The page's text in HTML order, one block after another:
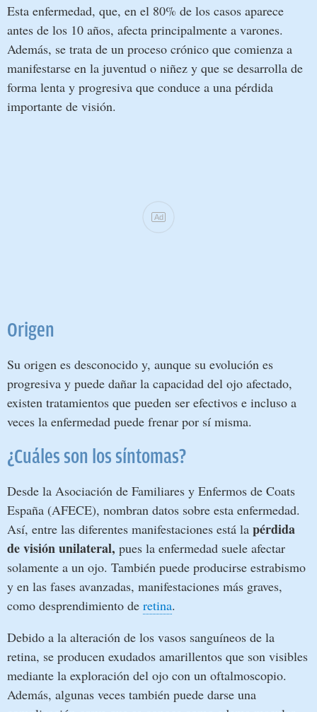
Esta enfermedad, que, en el 80% de los casos aparece
antes de los 10 años, afecta principalmente a varones.
Además, se trata de un proceso crónico que comienza a
manifestarse en la juventud o niñez y que se desarrolla de
forma lenta y progresiva que conduce a una pérdida
importante de visión.
Ad
Origen
Su origen es desconocido y, aunque su evolución es
progresiva y puede dañar la capacidad del ojo afectado,
existen tratamientos que pueden ser efectivos e incluso a
veces la enfermedad puede frenar por sí misma.
¿Cuáles son los síntomas?
Desde la Asociación de Familiares y Enfermos de Coats
España (AFECE), nombran datos sobre esta enfermedad.
Así, entre las diferentes manifestaciones está la pérdida
de visión unilateral, pues la enfermedad suele afectar
solamente a un ojo. También puede producirse estrabismo
y en las fases avanzadas, manifestaciones más graves,
como desprendimiento de retina.
Debido a la alteración de los vasos sanguíneos de la
retina, se producen exudados amarillentos que son visibles
mediante la exploración del ojo con un oftalmoscopio.
Además, algunas veces también puede darse una